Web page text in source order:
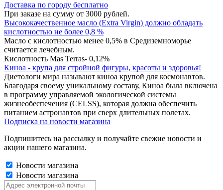
Доставка по городу бесплатно
При заказе на сумму от 3000 рублей.
Высококачественное масло (Extra Virgin) должно обладать
кислотностью не более 0,8 %
Масло с кислотностью менее 0,5% в Средиземноморье
считается лечебным.
Кислотность Mas Terras- 0,12%
Киноа - крупа для стройной фигуры, красоты и здоровья!
Диетологи мира называют киноа крупой для космонавтов.
Благодаря своему уникальному составу, Киноа была включена
в программу управляемой экологической системы
жизнеобеспечения (CELSS), которая должна обеспечить
питанием астронавтов при сверх длительных полетах.
Подписка на новости магазина
Подпишитесь на рассылку и получайте свежие новости и
акции нашего магазина.
Новости магазина
Новости магазина